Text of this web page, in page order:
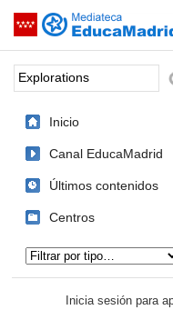
Saltar navegación
Palabra o frase:
Inicio
Canal EducaMadrid
Últimos contenidos
Centros
Inicia sesión para